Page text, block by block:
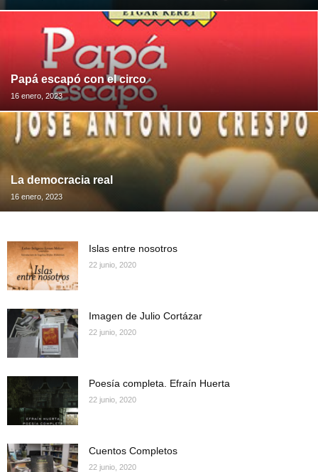
Papá escapó con el circo
16 enero, 2023
La democracia real
16 enero, 2023
Islas entre nosotros
22 junio, 2020
Imagen de Julio Cortázar
22 junio, 2020
Poesía completa. Efraín Huerta
22 junio, 2020
Cuentos Completos
22 junio, 2020